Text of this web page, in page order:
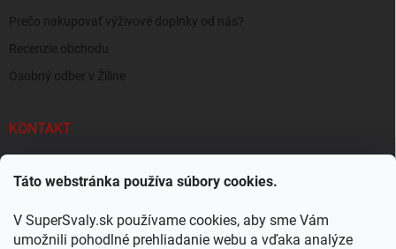
Táto webstránka používa súbory cookies.
V SuperSvaly.sk používame cookies, aby sme Vám
umožnili pohodlné prehliadanie webu a vďaka analýze
Prečo nakupovať výživové doplnky od nás?
Recenzie obchodu
Osobný odber v Žiline
KONTAKT
SuperSvaly.sk - doplnky výživy